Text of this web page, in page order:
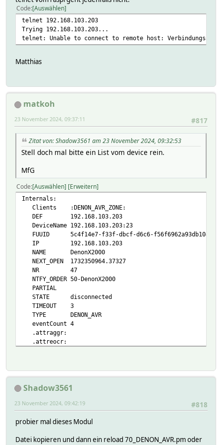
Code Auswählen
telnet 192.168.103.203
Trying 192.168.103.203...
telnet: Unable to connect to remote host:
Matthias
matkoh
#817
23 November 2024, 09:37:11
Zitat von: Shadow3561 am 23 November 2024, 09:32:53
Stell doch mal bitte ein List vom device rein.
MfG
Code Auswählen Erweitern
Internals:
Clients :DENON_AVR_ZONE:
DEF 192.168.103.203
DeviceName 192.168.103.203:23
FUUID 5c4f14e7-f33f-dbcf-d6c6-f56f6962a93db104
IP 192.168.103.203
NAME DenonX2000
NEXT_OPEN 1732350964.37327
NR 47
NTFY_ORDER 50-DenonX2000
PARTIAL
STATE disconnected
TIMEOUT 3
TYPE DENON_AVR
eventCount 4
.attraggr:
.attreocr:
2024-10-30 20:26:41 Muting-Level mute
2024-02-19 13:52:59 Network-Name Denon AVR-
2024-10-30 20:26:41 Volume-Startup last
2024-10-30 20:26:41 allZoneStereo off
2023-11-21 14:00:55 aspectRatio 16:9
2024-11-12 09:05:07 bass 0
Shadow3561
#818
23 November 2024, 09:42:19
probier mal dieses Modul
Datei kopieren und dann ein reload 70_DENON_AVR.pm oder